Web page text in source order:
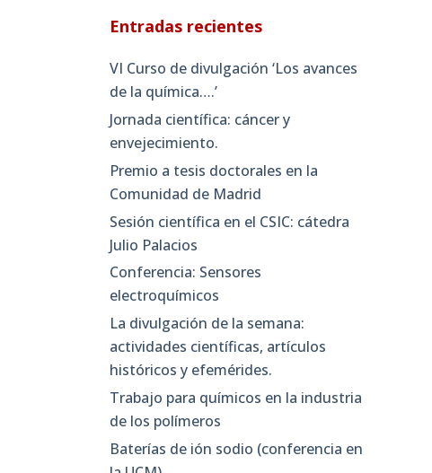
Entradas recientes
VI Curso de divulgación ‘Los avances
de la química….’
Jornada científica: cáncer y
envejecimiento.
Premio a tesis doctorales en la
Comunidad de Madrid
Sesión científica en el CSIC: cátedra
Julio Palacios
Conferencia: Sensores
electroquímicos
La divulgación de la semana:
actividades científicas, artículos
históricos y efemérides.
Trabajo para químicos en la industria
de los polímeros
Baterías de ión sodio (conferencia en